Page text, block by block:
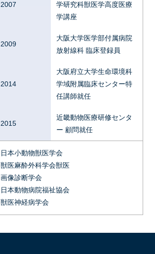
2007
学研究科獣医学高度医療
学講座
2009
大阪大学医学部付属病院
放射線科 臨床登録員
2014
大阪府立大学生命環境科
学域附属臨床センター特
任講師就任
2015
近畿動物医療研修センタ
ー 顧問就任
日本小動物獣医学会
獣医麻酔外科学会獣医
画像診断学会
日本動物病院福祉協会
獣医神経病学会